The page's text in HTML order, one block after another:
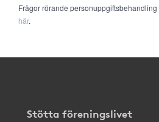
Frågor rörande
här.
Stötta föreningslivet